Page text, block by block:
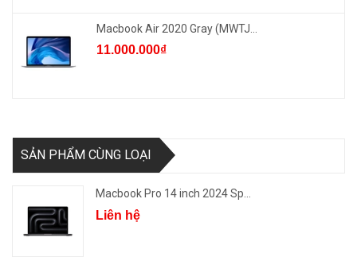
Macbook Air 2020 Gray (MWTJ...
11.000.000₫
SẢN PHẨM CÙNG LOẠI
Macbook Pro 14 inch 2024 Sp...
Liên hệ